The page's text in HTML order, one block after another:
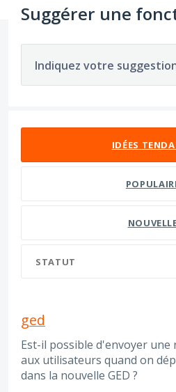
Suggérer une
Indiquez votre
IDÉES
STATUT
ged
Est-il possible d'envoyer
aux utilisateurs quand on
dans la nouvelle GED ?